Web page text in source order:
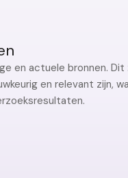
en actuele bronnen.
en relevant zijn,